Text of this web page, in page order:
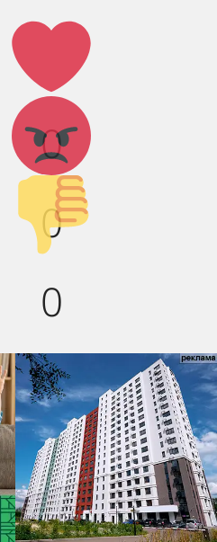
Лайк!
0
Агрессия!
0
Палец
вниз!
0